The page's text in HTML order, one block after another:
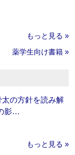
もっと見る »
薬学生向け書籍 »
太の方針を読み解
影…
もっと見る »